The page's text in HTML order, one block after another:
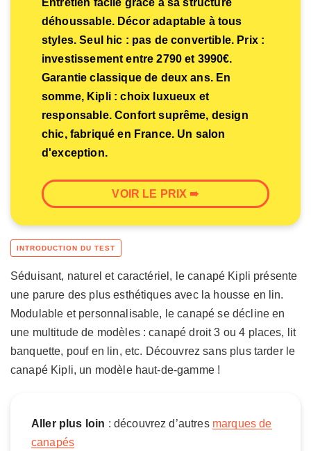
déhoussable. Décor adaptable à tous
styles. Seul hic : pas de convertible. Prix :
investissement entre 2790 et 3990€.
Garantie classique de deux ans. En
somme, Kipli : choix luxueux et
responsable. Confort suprême, design
chic, fabriqué en France. Un salon
d'exception.
VOIR LE PRIX ➠
Séduisant, naturel et caractériel, le canapé Kipli présente
une parure des plus esthétiques avec la housse en lin.
Modulable et personnalisable, le canapé se décline en
une multitude de modèles : canapé droit 3 ou 4 places, lit
banquette, pouf en lin, etc. Découvrez sans plus tarder le
canapé Kipli, un modèle haut-de-gamme !
Aller plus loin : découvrez d’autres marques de
canapés